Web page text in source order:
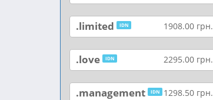
.limited IDN 1908.00 грн.
.love IDN 2295.00 грн.
.management IDN 1298.50 грн.